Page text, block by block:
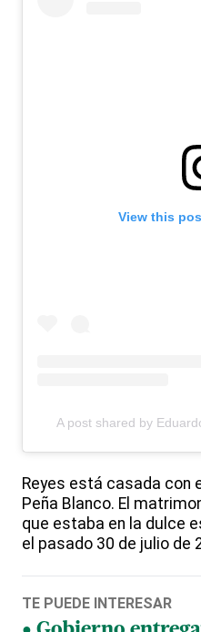
View this
A post shared by
Reyes está casada con
Peña Blanco. El
que estaba en la dulce
el pasado 30 de julio de
TE PUEDE INTERESAR